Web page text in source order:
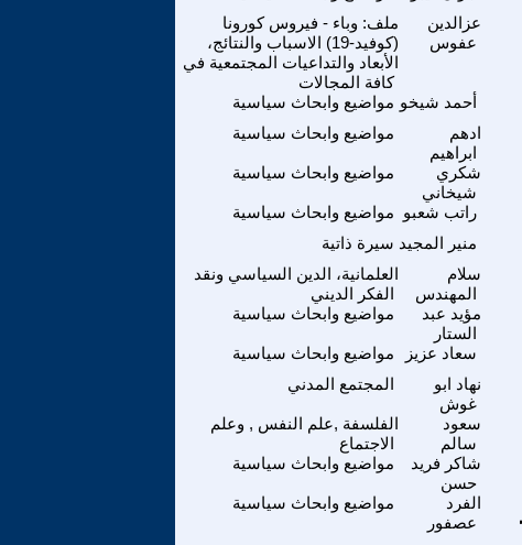
ملف: وباء - فيروس كورونا
(كوفيد-19) الاسباب والنتائج،
الأبعاد والتداعيات المجتمعية في
كافة المجالات
عزالدين
عفوس
مواضيع وابحاث سياسية أحمد شيخو
مواضيع وابحاث سياسية
ادهم
ابراهيم
مواضيع وابحاث سياسية
شكري
شيخاني
مواضيع وابحاث سياسية راتب شعبو
سيرة ذاتية منير المجيد
العلمانية، الدين السياسي ونقد
الفكر الديني
سلام
المهندس
مواضيع وابحاث سياسية
مؤيد عبد
الستار
مواضيع وابحاث سياسية سعاد عزيز
المجتمع المدني
نهاد ابو
غوش
الفلسفة ,علم النفس , وعلم
الاجتماع
سعود
سالم
مواضيع وابحاث سياسية
شاكر فريد
حسن
مواضيع وابحاث سياسية
الفرد
عصفور